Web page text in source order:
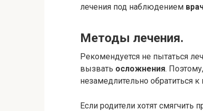
лечения под наблюдением
Методы лечения.
Рекомендуется не пытаться
вызвать осложнения.
незамедлительно обратиться к
Если родители хотят смягчить